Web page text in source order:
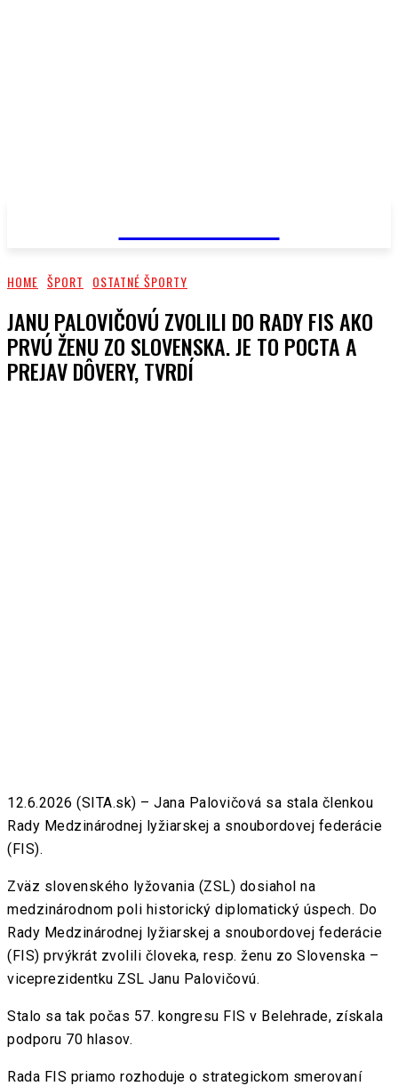
HOME ŠPORT OSTATNÉ ŠPORTY
JANU PALOVIČOVÚ ZVOLILI DO RADY FIS AKO
PRVÚ ŽENU ZO SLOVENSKA. JE TO POCTA A
PREJAV DÔVERY, TVRDÍ
12.6.2026 (SITA.sk) – Jana Palovičová sa stala členkou
Rady Medzinárodnej lyžiarskej a snoubordovej federácie
(FIS).
Zväz slovenského lyžovania (ZSL) dosiahol na
medzinárodnom poli historický diplomatický úspech. Do
Rady Medzinárodnej lyžiarskej a snoubordovej federácie
(FIS) prvýkrát zvolili človeka, resp. ženu zo Slovenska –
viceprezidentku ZSL Janu Palovičovú.
Stalo sa tak počas 57. kongresu FIS v Belehrade, získala
podporu 70 hlasov.
Rada FIS priamo rozhoduje o strategickom smerovaní